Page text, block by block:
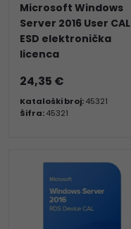
Microsoft Windows
Server 2016 User CAL
ESD elektronička
licenca
24,35 €
Kataloški broj:45321
Šifra:45321